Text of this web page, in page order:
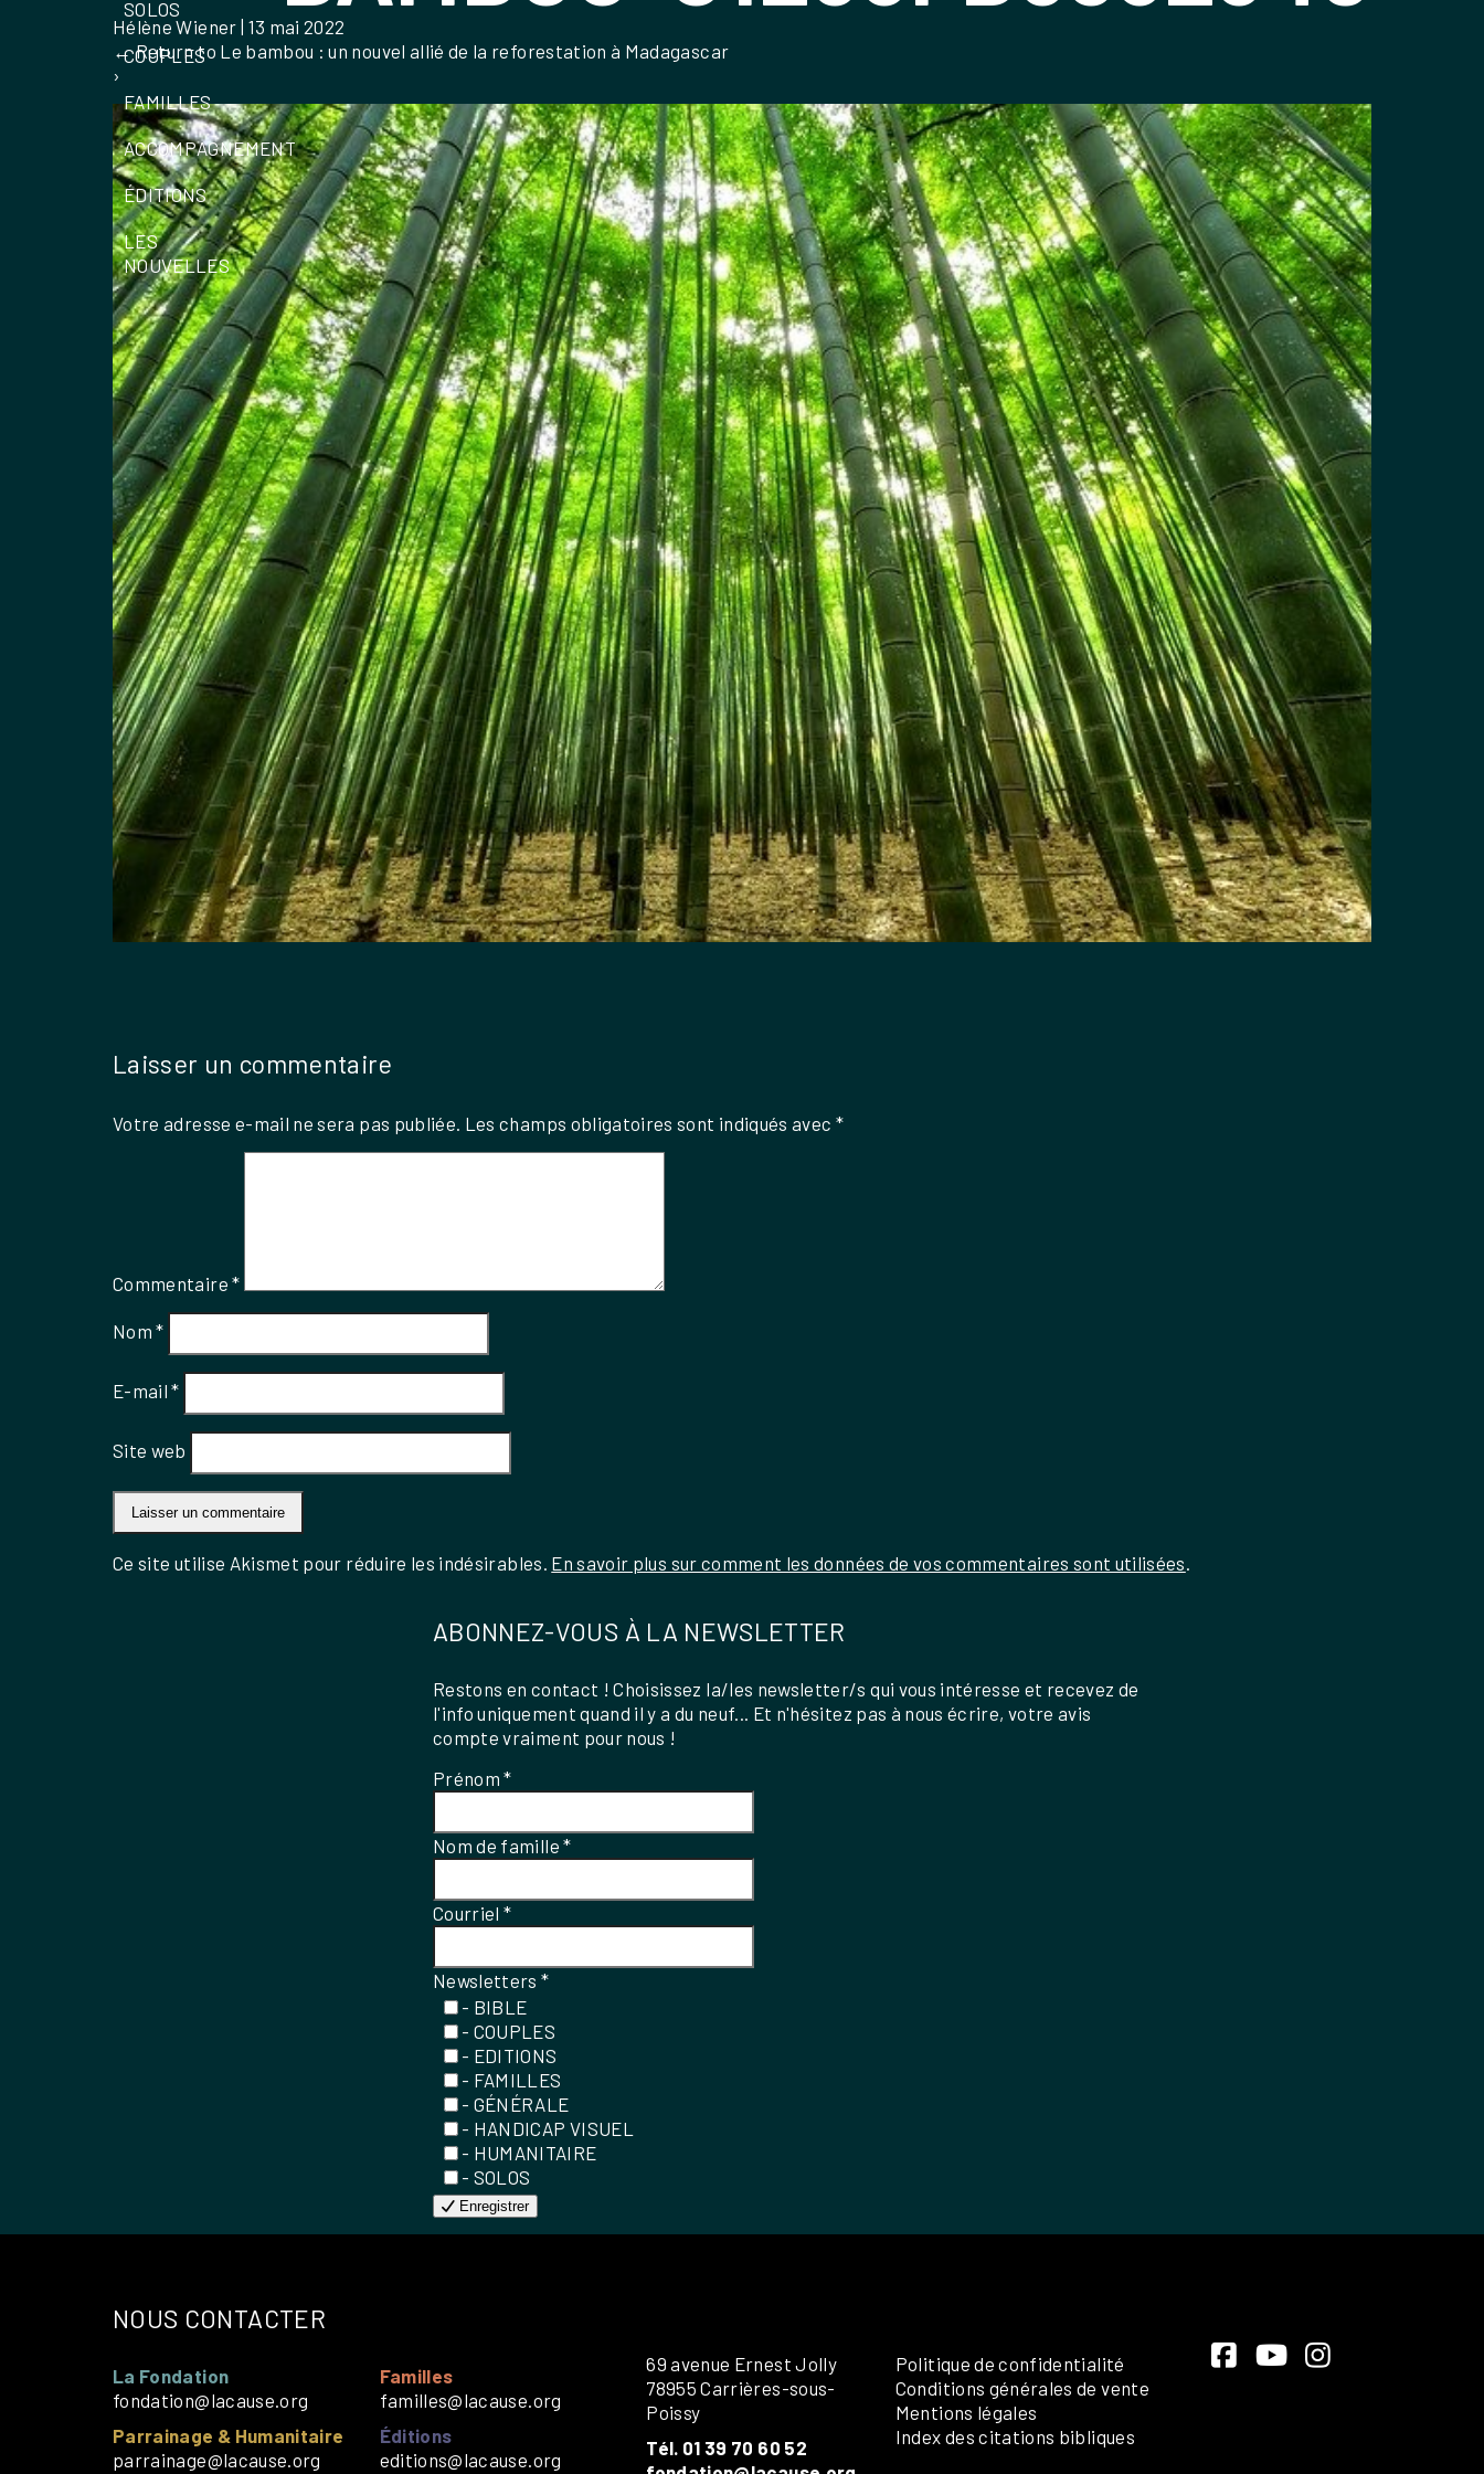
SOLOS
COUPLES
FAMILLES
ACCOMPAGNEMENT
ÉDITIONS
LES
NOUVELLES
Hélène Wiener 13 mai 2022
←Return to Le bambou : un nouvel allié de la reforestation à Madagascar
›
Laisser un commentaire
Votre adresse e-mail ne sera pas publiée. Les champs obligatoires sont indiqués avec *
Commentaire*
Nom*
E-mail*
Site web
Ce site utilise Akismet pour réduire les indésirables. En savoir plus sur comment les données de vos commentaires sont utilisées.
ABONNEZ-VOUS À LA NEWSLETTER
Restons en contact ! Choisissez la/les newsletter/s qui vous intéresse et recevez de
l'info uniquement quand il y a du neuf... Et n'hésitez pas à nous écrire, votre avis
compte vraiment pour nous !
Prénom*
Nom de famille*
Courriel*
Newsletters*
- BIBLE
- COUPLES
- EDITIONS
- FAMILLES
- GÉNÉRALE
- HANDICAP VISUEL
- HUMANITAIRE
- SOLOS
Enregistrer
NOUS CONTACTER
La Fondation
fondation@lacause.org
Parrainage & Humanitaire
parrainage@lacause.org
Familles
familles@lacause.org
Éditions
editions@lacause.org
69 avenue Ernest Jolly
78955 Carrières-sous-
Poissy
Tél. 01 39 70 60 52
Politique de confidentialité
Conditions générales de vente
Mentions légales
Index des citations bibliques